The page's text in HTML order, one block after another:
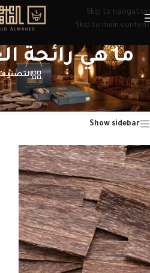
Skip to navigation
Skip to main content
ما هي رائحة
الرئيسية/منتجات تحت الوسم “ما هي
عرض النتيجة الوحيدة
Show sidebar